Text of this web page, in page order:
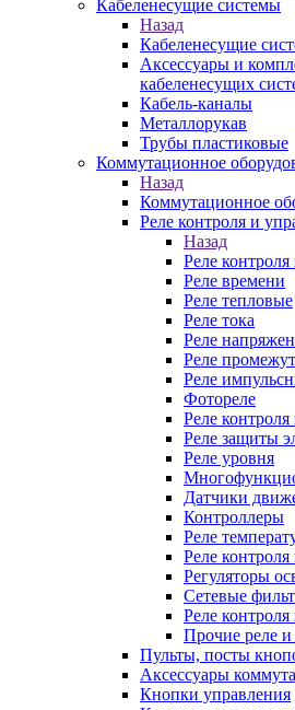
Кабеленесущие системы
Назад
Кабеленесущие
Аксессуары и
кабеленесущих
Кабель-каналы
Металлорукав
Трубы пластиковые
Коммутационное
Назад
Коммутационное
Реле контроля и
Назад
Реле
Реле времени
Реле тепловые
Реле тока
Реле
Реле
Реле
Фотореле
Реле
Реле защиты
Реле уровня
Датчики
Контроллеры
Реле
Реле
Регуляторы
Сетевые
Реле
Прочие реле
Пульты, посты
Аксессуары
Кнопки управления